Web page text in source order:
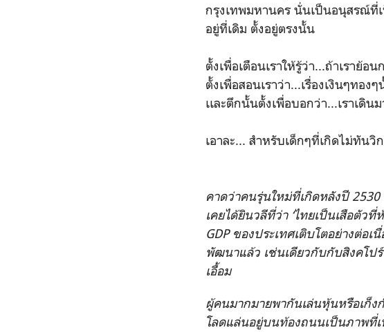
กรุงเทพมหานคร นั่นเป็นอนุสรณ์ที่
อยู่ที่เดิม ตั้งอยู่ตรงนั้น
ตั้งเพื่อเตือนเราให้รู้ว่า...ถ้าเราย้
ตั้งเพื่อสอนเราว่า...เรื่องเงินๆทอง
เเละตึกนั้นตั้งเพื่อบอกว่า...เราเดิ
เอาละ... สำหรับเด็กๆที่เกิดไม่ทัน
คาดว่าคนรุ่นใหม่ที่เกิดหลังปี
เคยได้ยินวลีที่ว่า ‘ไทยเป็นเสือตัว
GDP ของประเทศเติบโตอย่างต่อ
พัฒนาแล้ว เช่นเดียวกับกับสิงคโป
เอื้อม
ผู้คนมากมายพากันเล่นหุ้นหรือเก็ง
โลดแล่นอยู่บนท้องถนนเป็นภาพที่เ